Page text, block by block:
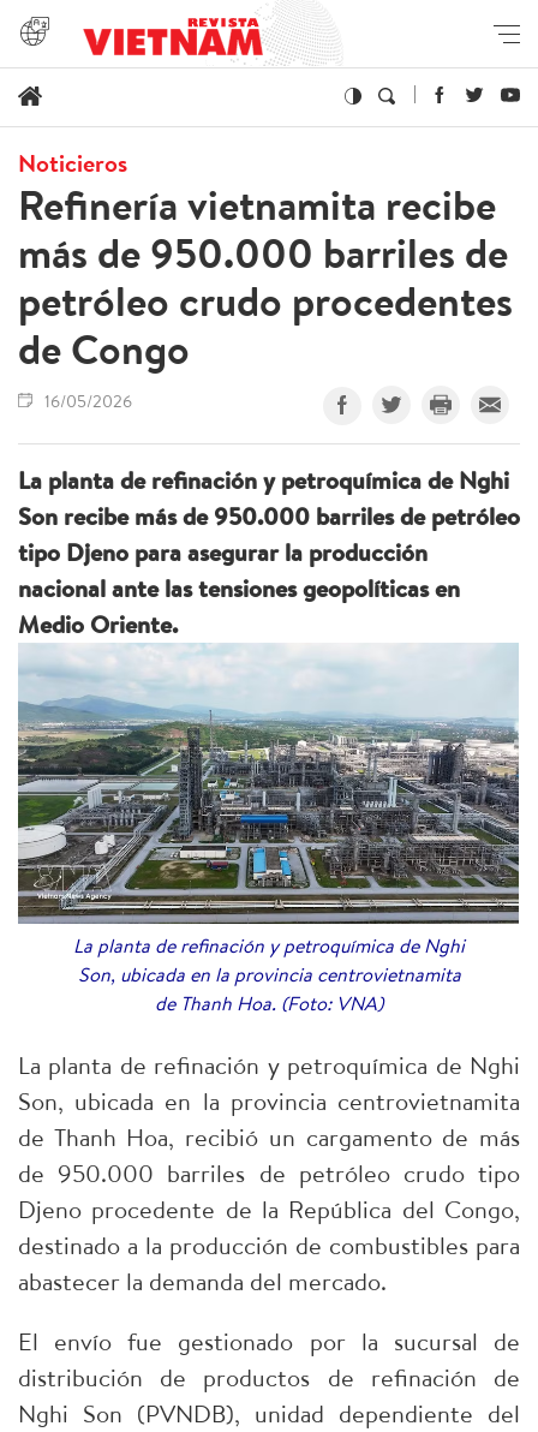
Noticieros
Refinería vietnamita recibe
más de 950.000 barriles de
petróleo crudo procedentes
de Congo
16/05/2026
La planta de refinación y petroquímica de Nghi
Son recibe más de 950.000 barriles de petróleo
tipo Djeno para asegurar la producción
nacional ante las tensiones geopolíticas en
Medio Oriente.
La planta de refinación y petroquímica de Nghi
Son, ubicada en la provincia centrovietnamita
de Thanh Hoa. (Foto: VNA)
La planta de refinación y petroquímica de Nghi
Son, ubicada en la provincia centrovietnamita
de Thanh Hoa, recibió un cargamento de más
de 950.000 barriles de petróleo crudo tipo
Djeno procedente de la República del Congo,
destinado a la producción de combustibles para
abastecer la demanda del mercado.
El envío fue gestionado por la sucursal de
distribución de productos de refinación de
Nghi Son (PVNDB), unidad dependiente del